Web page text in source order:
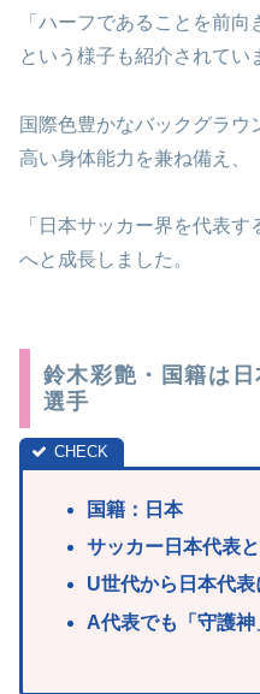
「ハーフであることを前向
という様子も紹介されてい
国際色豊かなバックグラウ
高い身体能力を兼ね備え、
「日本サッカー界を代表す
へと成長しました。
鈴木彩艶・国籍は
選手
国籍：日本
サッカー 日本代表
U世代から日本代表
A代表でも「守護